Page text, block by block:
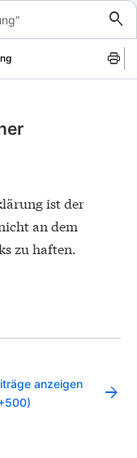
ist der
an dem
zu haften.
anzeigen